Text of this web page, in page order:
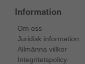
Information
Om oss
Juridisk information
Allmänna villkor
Integritetspolicy